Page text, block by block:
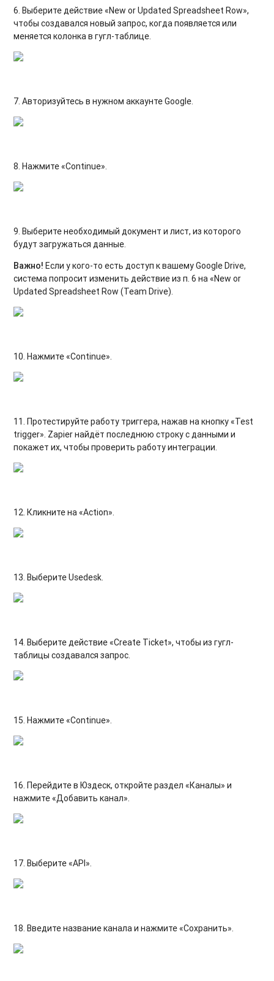
6. Выберите действие «New or Updated Spreadsheet Row»,
чтобы создавался новый запрос, когда появляется или
меняется колонка в гугл-таблице.
7. Авторизуйтесь в нужном аккаунте Google.
8. Нажмите «Continue».
9. Выберите необходимый документ и лист, из которого
будут загружаться данные.
Важно!Если у кого-то есть доступ к вашему Google Drive,
система попросит изменить действие из п. 6 на «New or
Updated Spreadsheet Row (Team Drive).
10. Нажмите «Continue».
11. Протестируйте работу триггера, нажав на кнопку «Test
trigger». Zapier найдёт последнюю строку с данными и
покажет их, чтобы проверить работу интеграции.
12. Кликните на «Action».
13. Выберите Usedesk.
14. Выберите действие «Create Ticket», чтобы из гугл-
таблицы создавался запрос.
15. Нажмите «Continue».
16. Перейдите в Юздеск, откройте раздел «Каналы» и
нажмите «Добавить канал».
17. Выберите «API».
18. Введите название канала и нажмите «Сохранить».